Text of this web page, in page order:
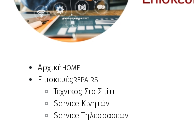
ΑρχικήHOME
ΕπισκευέςREPAIRS
Τεχνικός Στο Σπίτι
Service Κινητών
Service Τηλεοράσεων